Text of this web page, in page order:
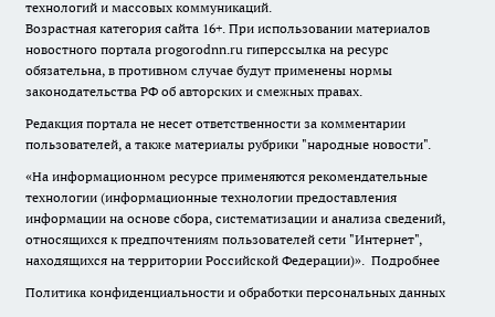
технологий и массовых коммуникаций.
Возрастная категория сайта 16+. При использовании материалов
новостного портала progorodnn.ru гиперссылка на ресурс
обязательна, в противном случае будут применены нормы
законодательства РФ об авторских и смежных правах.
Редакция портала не несет ответственности за комментарии
пользователей, а также материалы рубрики "народные новости".
«На информационном ресурсе применяются рекомендательные
технологии (информационные технологии предоставления
информации на основе сбора, систематизации и анализа сведений,
относящихся к предпочтениям пользователей сети "Интернет",
находящихся на территории Российской Федерации)». Подробнее
Политика конфиденциальности и обработки персональных данных